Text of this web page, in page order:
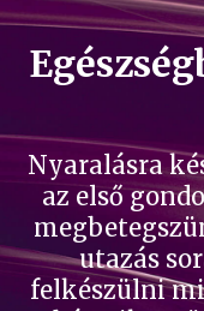
Nyaralásra
az első
utazás
felkészülni